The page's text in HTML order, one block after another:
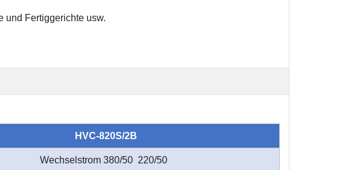
und Fertiggerichte usw.
HVC-820S/2B
Wechselstrom 380/50 220/50